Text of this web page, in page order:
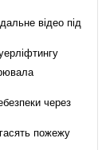
відео під
через
пожежу